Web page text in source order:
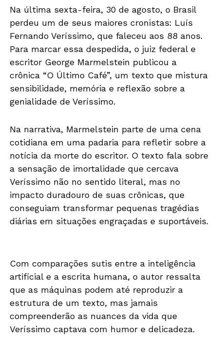
Na última sexta-feira, 30 de agosto, o Brasil
perdeu um de seus maiores cronistas: Luís
Fernando Veríssimo, que faleceu aos 88 anos.
Para marcar essa despedida, o juiz federal e
escritor George Marmelstein publicou a
crônica “O Último Café”, um texto que mistura
sensibilidade, memória e reflexão sobre a
genialidade de Veríssimo.
Na narrativa, Marmelstein parte de uma cena
cotidiana em uma padaria para refletir sobre a
notícia da morte do escritor. O texto fala sobre
a sensação de imortalidade que cercava
Veríssimo não no sentido literal, mas no
impacto duradouro de suas crônicas, que
conseguiam transformar pequenas tragédias
diárias em situações engraçadas e suportáveis.
Com comparações sutis entre a inteligência
artificial e a escrita humana, o autor ressalta
que as máquinas podem até reproduzir a
estrutura de um texto, mas jamais
compreenderão as nuances da vida que
Veríssimo captava com humor e delicadeza.